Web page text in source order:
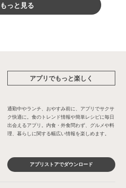
もっと見る
アプリでもっと楽しく
通勤中やランチ、おやすみ前に、アプリでサクサ
ク快適に。食のトレンド情報や簡単レシピに毎日
出会えるアプリ。内食・外食問わず、グルメや料
理、暮らしに関する幅広い情報を楽しめます。
アプリストアでダウンロード